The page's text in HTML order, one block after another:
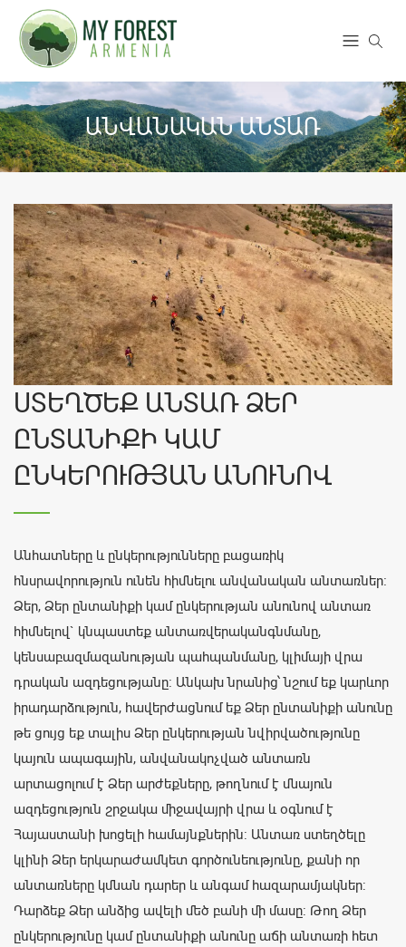
ԱՆՎԱՆԱԿԱՆ ԱՆՏԱՌ
ՍՏԵՂԾԵՔ ԱՆՏԱՌ ՁԵՐ
ԸՆՏԱՆԻՔԻ ԿԱՄ
ԸՆԿԵՐՈՒԹՅԱՆ ԱՆՈՒՆՈՎ
Անհատները և ընկերությունները բացառիկ
հնսրավորություն ունեն հիմնելու անվանական անտառներ։
Ձեր, Ձեր ընտանիքի կամ ընկերության անունով անտառ
հիմնելով` կնպաստեք անտառվերականգնմանը,
կենսաբազմազանության պահպանմանը, կլիմայի վրա
դրական ազդեցությանը։ Անկախ նրանից՝ նշում եք կարևոր
իրադարձություն, հավերժացնում եք Ձեր ընտանիքի անունը
թե ցույց եք տալիս Ձեր ընկերության նվիրվածությունը
կայուն ապագային, անվանակոչված անտառն
արտացոլում է Ձեր արժեքները, թողնում է մնայուն
ազդեցություն շրջակա միջավայրի վրա և օգնում է
Հայաստանի խոցելի համայնքներին: Անտառ ստեղծելը
կլինի Ձեր երկարաժամկետ գործունեությունը, քանի որ
անտառները կմնան դարեր և անգամ հազարամյակներ:
Դարձեք Ձեր անձից ավելի մեծ բանի մի մասը: Թող Ձեր
ընկերությունը կամ ընտանիքի անունը աճի անտառի հետ